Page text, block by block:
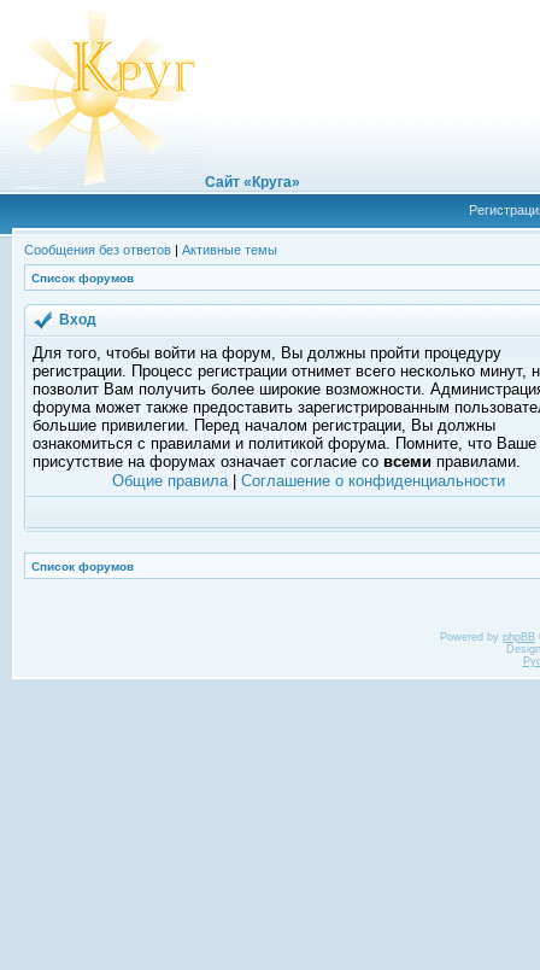
Сайт «Круга»
Сообщения без ответов | Активные темы
Список форумов
Вход
Для того, чтобы войти на форум, Вы должны пройти процедуру
регистрации. Процесс регистрации отнимет всего несколько минут,
позволит Вам получить более широкие возможности.
форума может также предоставить зарегистрированным
большие привилегии. Перед началом регистрации, Вы должны
ознакомиться с правилами и политикой форума. Помните, что Ваше
присутствие на форумах означает согласие со всеми правилами.
Общие правила| Соглашение о конфиденциальности
Список форумов
Powered by phpBB